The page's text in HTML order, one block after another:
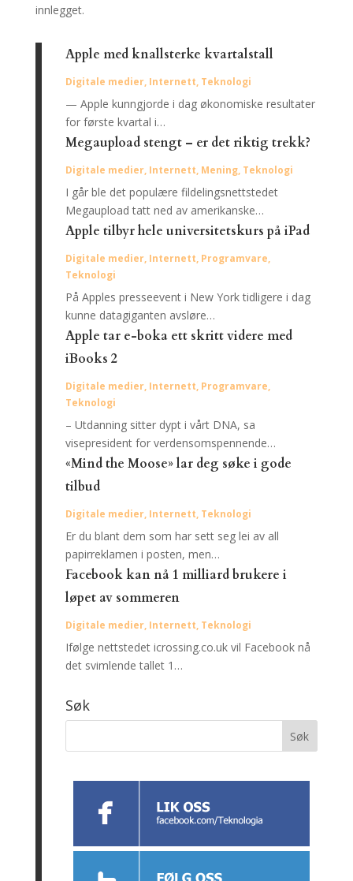
innlegget.
Apple med knallsterke kvartalstall
Digitale medier, Internett, Teknologi
— Apple kunngjorde i dag økonomiske resultater
for første kvartal i…
Megaupload stengt – er det riktig trekk?
Digitale medier, Internett, Mening, Teknologi
I går ble det populære fildelingsnettstedet
Megaupload tatt ned av amerikanske…
Apple tilbyr hele universitetskurs på iPad
Digitale medier, Internett, Programvare,
Teknologi
På Apples presseevent i New York tidligere i dag
kunne datagiganten avsløre…
Apple tar e-boka ett skritt videre med
iBooks 2
Digitale medier, Internett, Programvare,
Teknologi
– Utdanning sitter dypt i vårt DNA, sa
visepresident for verdensomspennende…
«Mind the Moose» lar deg søke i gode
tilbud
Digitale medier, Internett, Teknologi
Er du blant dem som har sett seg lei av all
papirreklamen i posten, men…
Facebook kan nå 1 milliard brukere i
løpet av sommeren
Digitale medier, Internett, Teknologi
Ifølge nettstedet icrossing.co.uk vil Facebook nå
det svimlende tallet 1…
Søk